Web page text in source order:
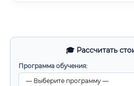
🎓 Рассчитать
Программа обучения: